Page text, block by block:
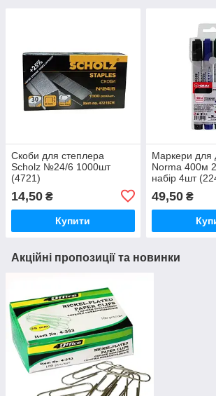
Скоби для степлера
Scholz №24/6 1000шт
(4721)
14,50 ₴
Купити
Маркери для
Norma 400м
набір 4шт
49,50₴
Акційні пропозиції та новинки